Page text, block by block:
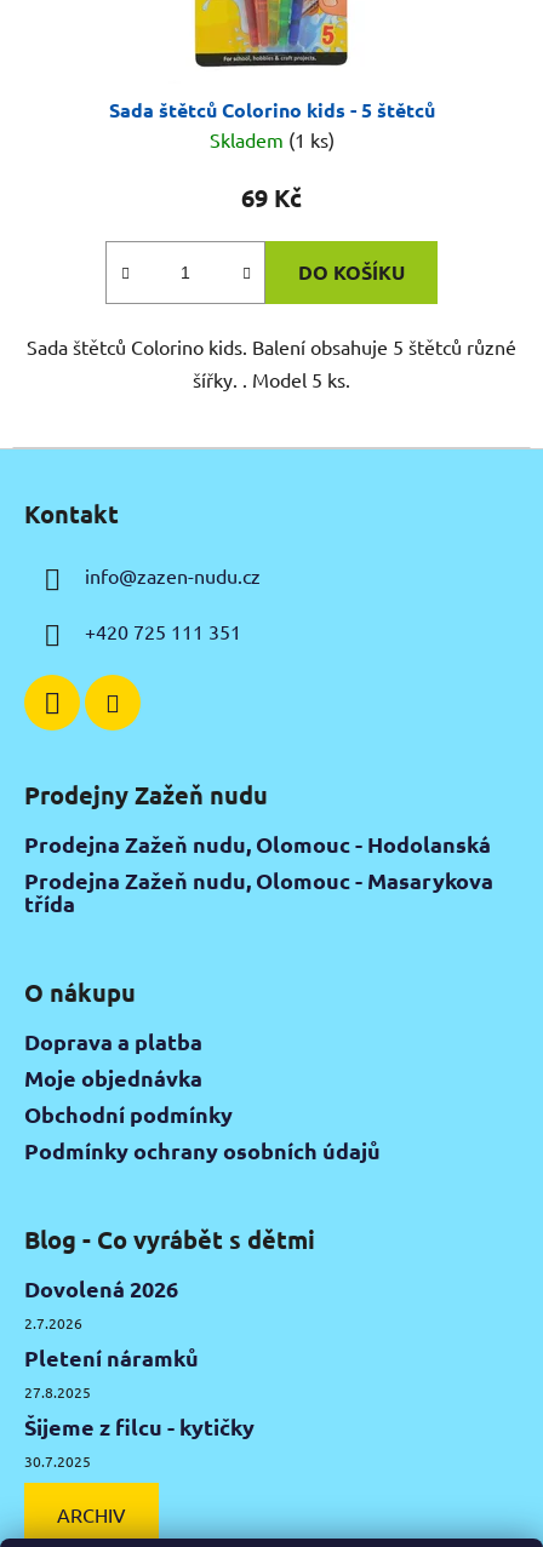
Sada štětců Colorino kids - 5 štětců
Skladem (1 ks)
69 Kč
DO KOŠÍKU
Sada štětců Colorino kids. Balení obsahuje 5 štětců různé
šířky. . Model 5 ks.
Kontakt
info@zazen-nudu.cz
+420 725 111 351
Prodejny Zažeň nudu
Prodejna Zažeň nudu, Olomouc - Hodolanská
Prodejna Zažeň nudu, Olomouc - Masarykova
třída
O nákupu
Doprava a platba
Moje objednávka
Obchodní podmínky
Podmínky ochrany osobních údajů
Blog - Co vyrábět s dětmi
Dovolená 2026
2.7.2026
Pletení náramků
27.8.2025
Šijeme z filcu - kytičky
30.7.2025
ARCHIV